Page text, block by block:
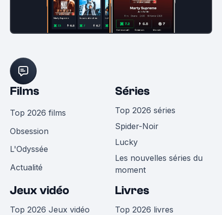
Films
Top 2026 films
Obsession
L'Odyssée
Actualité
Séries
Top 2026 séries
Spider-Noir
Lucky
Les nouvelles séries du
moment
Jeux vidéo
Top 2026 Jeux vidéo
Livres
Top 2026 livres